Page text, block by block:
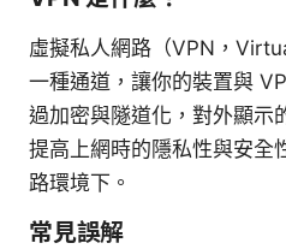
虛擬私人網路（VPN，
一種通道，讓你的裝置與
過加密與隧道化，對外顯示
提高上網時的隱私性與安全
路環境下。
常見誤解